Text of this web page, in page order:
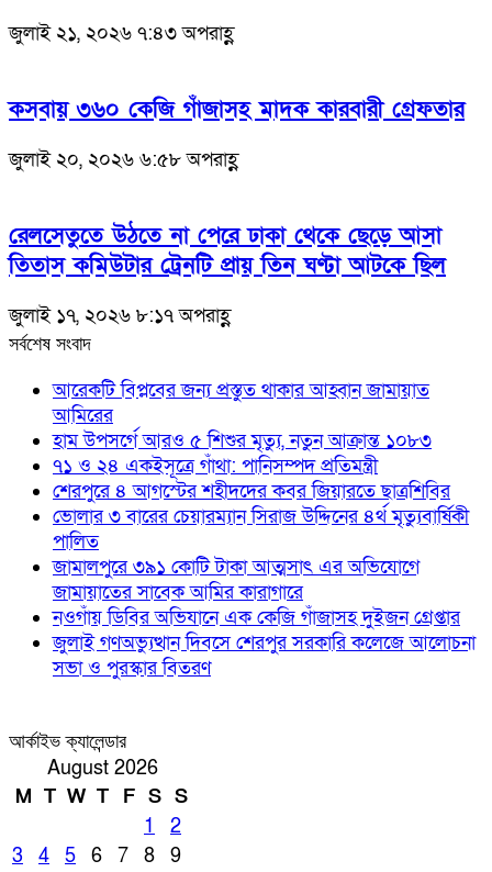
জুলাই ২১, ২০২৬ ৭:৪৩ অপরাহ্ণ
কসবায় ৩৬০ কেজি গাঁজাসহ মাদক কারবারী গ্রেফতার
জুলাই ২০, ২০২৬ ৬:৫৮ অপরাহ্ণ
রেলসেতুতে উঠতে না পেরে ঢাকা থেকে ছেড়ে আসা
তিতাস কমিউটার ট্রেনটি প্রায় তিন ঘণ্টা আটকে ছিল
জুলাই ১৭, ২০২৬ ৮:১৭ অপরাহ্ণ
সর্বশেষ সংবাদ
আরেকটি বিপ্লবের জন্য প্রস্তুত থাকার আহ্বান জামায়াত
আমিরের
হাম উপসর্গে আরও ৫ শিশুর মৃত্যু, নতুন আক্রান্ত ১০৮৩
৭১ ও ২৪ একইসূত্রে গাঁথা: পানিসম্পদ প্রতিমন্ত্রী
শেরপুরে ৪ আগস্টের শহীদদের কবর জিয়ারতে ছাত্রশিবির
ভোলার ৩ বারের চেয়ারম্যান সিরাজ উদ্দিনের ৪র্থ মৃত্যুবার্ষিকী
পালিত
জামালপুরে ৩৯১ কোটি টাকা আত্মসাৎ এর অভিযোগে
জামায়াতের সাবেক আমির কারাগারে
নওগাঁয় ডিবির অভিযানে এক কেজি গাঁজাসহ দুইজন গ্রেপ্তার
জুলাই গণঅভ্যুত্থান দিবসে শেরপুর সরকারি কলেজে আলোচনা
সভা ও পুরস্কার বিতরণ
আর্কাইভ ক্যালেন্ডার
August 2026
M T W T F S S
1
2
3
4 5 6 7 8
9